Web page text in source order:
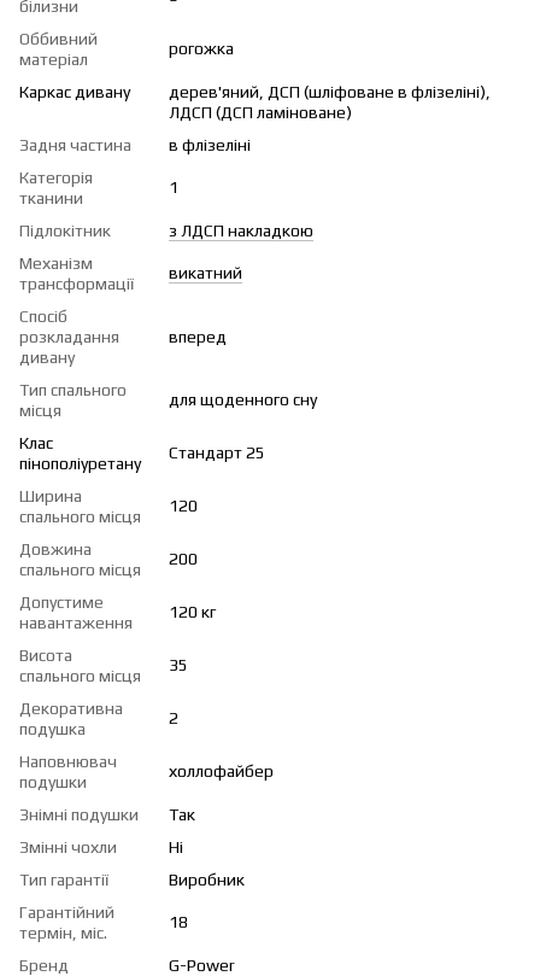
білизни
Оббивний
матеріал
рогожка
Каркас дивану
дерев'яний, ДСП (шліфоване в флізеліні),
ЛДСП (ДСП ламіноване)
Задня частина
в флізеліні
Категорія
тканини
1
Підлокітник
з ЛДСП накладкою
Механізм
трансформації
викатний
Спосіб
розкладання
дивану
вперед
Тип спального
місця
для щоденного сну
Клас
пінополіуретану
Стандарт 25
Ширина
спального місця
120
Довжина
спального місця
200
Допустиме
навантаження
120 кг
Висота
спального місця
35
Декоративна
подушка
2
Наповнювач
подушки
холлофайбер
Знімні подушки
Так
Змінні чохли
Ні
Тип гарантії
Виробник
Гарантійний
термін, міс.
18
Бренд G-Power